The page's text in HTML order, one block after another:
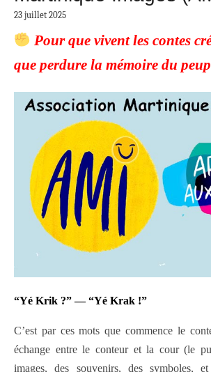
23 juillet 2025
Pour que vivent les contes
que perdure la mémoire du
“Yé Krik ?” — “Yé Krak !”
C’est par ces mots que commence le
échange entre le conteur et la cour (le
images, des souvenirs, des symboles,